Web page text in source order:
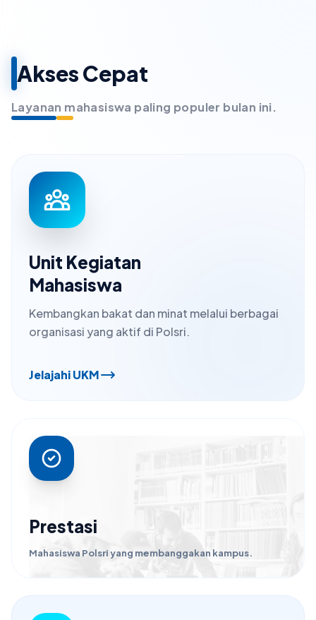
Akses Cepat
Layanan mahasiswa paling populer bulan ini.
Unit Kegiatan
Mahasiswa
Kembangkan bakat dan minat melalui berbagai
organisasi yang aktif di Polsri.
Jelajahi UKM
Prestasi
Mahasiswa Polsri yang membanggakan kampus.